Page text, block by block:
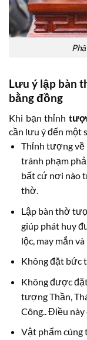
Lưu ý lập bàn
bằng đồng
Khi bạn thỉnh
cần lưu ý đến một
Thỉnh tượng về
tránh phạm
bất cứ nơi nào
thờ.
Lập bàn thờ
giúp phát huy
lộc, may mắn
Không đặt bức
Không được
tượng Thần,
Công.. Điều này
Vật phẩm cúng